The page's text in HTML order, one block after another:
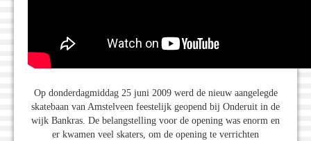
Op donderdagmiddag 25 juni 2009 werd de nieuw aangelegde
skatebaan van Amstelveen feestelijk geopend bij Onderuit in de
wijk Bankras. De belangstelling voor de opening was enorm en
er kwamen veel skaters, om de opening te verrichten